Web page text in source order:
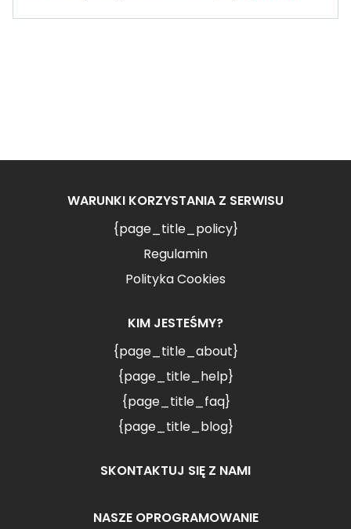
WARUNKI KORZYSTANIA Z SERWISU
{page_title_policy}
Regulamin
Polityka Cookies
KIM JESTEŚMY?
{page_title_about}
{page_title_help}
{page_title_faq}
{page_title_blog}
SKONTAKTUJ SIĘ Z NAMI
NASZE OPROGRAMOWANIE